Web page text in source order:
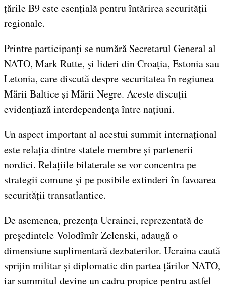
țările B9 este esențială pentru întărirea securității
regionale.
Printre participanți se numără Secretarul General al
NATO, Mark Rutte, și lideri din Croația, Estonia sau
Letonia, care discută despre securitatea în regiunea
Mării Baltice și Mării Negre. Aceste discuții
evidențiază interdependența între națiuni.
Un aspect important al acestui summit internațional
este relația dintre statele membre și partenerii
nordici. Relațiile bilaterale se vor concentra pe
strategii comune și pe posibile extinderi în favoarea
securității transatlantice.
De asemenea, prezența Ucrainei, reprezentată de
președintele Volodîmîr Zelenski, adaugă o
dimensiune suplimentară dezbaterilor. Ucraina caută
sprijin militar și diplomatic din partea țărilor NATO,
iar summitul devine un cadru propice pentru astfel